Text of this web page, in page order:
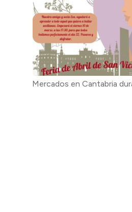
Mercados en Cantabria